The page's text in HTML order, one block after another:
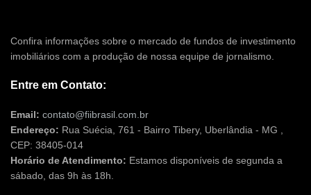
Confira informações sobre o mercado de fundos de investimento
imobiliários com a produção de nossa equipe de jornalismo.
Entre em Contato:
Email: contato@fiibrasil.com.br
Endereço: Rua Suécia, 761 - Bairro Tibery, Uberlândia - MG ,
CEP: 38405-014
Horário de Atendimento: Estamos disponíveis de segunda a
sábado, das 9h às 18h.